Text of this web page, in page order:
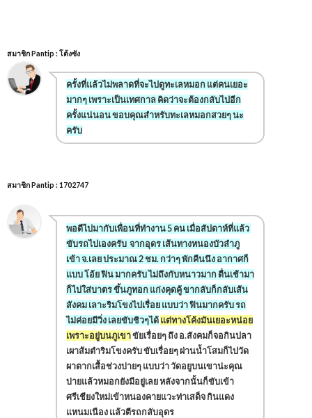
สมาชิก Pantip : โต้งซัง
ครั้งที่แล้วไม่พลาดที่จะไปดูทะเลหมอก แต่คนเยอะ
มากๆ เพราะเป็นเทศกาล คิดว่าจะต้องกลับไปอีก
ครั้งแน่นอน ขอบคุณสำหรับทะเลหมอกสวยๆ นะ
ครับ
สมาชิก Pantip : 1702747
พอดีไปมากับเพื่อนที่ทำงาน 5 คน เมื่อสัปดาห์ที่แล้ว
ขับรถไปเองครับ จากอุดร เส้นทางหนองบัวลำภู
เข้า จ.เลย ประมาณ 2 ชม. กว่าๆ พักคืนนึง อากาศก็
แบบ โอ้ย ฟิน มากครับ ไม่ถึงกับหนาวมาก ตื่นเช้ามา
ก็ไปใส่บาตร ขึ้นภูทอก แก่งคุดคู้ ขากลับก็กลับเส้น
สังคม เลาะริมโขงไปเรื่อย แบบว่า ฟินมากครับ รถ
ไม่ค่อยมีวิ่ง เลยขับชิวๆได้ แต่ทางโค้งมันเยอะหน่อย
เพราะอยู่บนภูเขาขัยเรื่อยๆ ถึง อ.สังคมก็จอกินปลา
เผาส้มตำริมโขงครับ ขับเรื่อยๆ ผ่านน้ำโสมก็ไปวัด
ผาตากเสื้อช่วงบ่ายๆ แบบว่า วัดอยูบนเขาน่ะคุณ
บ่ายแล้วหมอกยังมีอยู่เลย หลังจากนั้นก็ขับเข้า
ศรีเชียงใหม่เข้าหนองคายแวะท่าเสด็จ กินแดง
แหนมเนือง แล้วตีรถกลับอุดร